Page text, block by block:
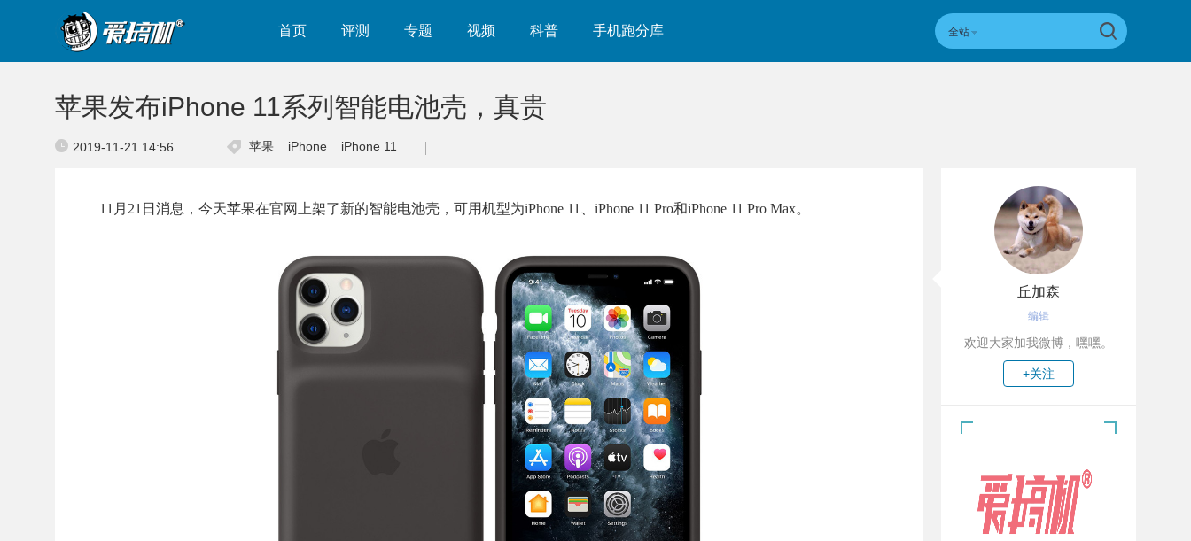
首页 评测 专题 视频 科普 手机跑分库 全站
苹果发布iPhone 11系列智能电池壳，真贵
2019-11-21 14:56 苹果 iPhone iPhone 11
11月21日消息，今天苹果在官网上架了新的智能电池壳，可用机型为iPhone 11、iPhone 11 Pro和iPhone 11 Pro Max。
丘加森
编辑
欢迎大家加我微博，嘿嘿。
+关注